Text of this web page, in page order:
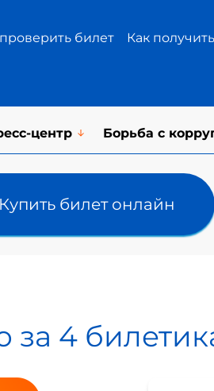
билет Как
центр Борьба с
Купить билет онлайн
за 4